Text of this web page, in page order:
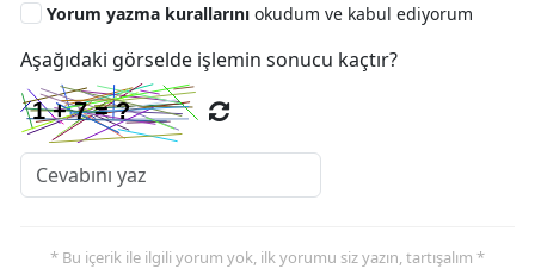
Yorum yazma kurallarını okudum ve kabul ediyorum
Aşağıdaki görselde işlemin sonucu kaçtır?
* Bu içerik ile ilgili yorum yok, ilk yorumu siz yazın, tartışalım *